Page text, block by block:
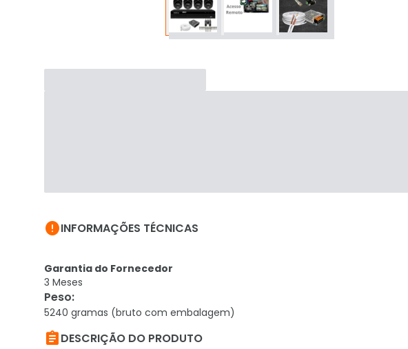
INFORMAÇÕES TÉCNICAS
Garantia do Fornecedor
3 Meses
Peso:
5240 gramas (bruto com embalagem)
DESCRIÇÃO DO PRODUTO